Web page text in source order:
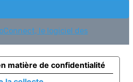
le logiciel des
matière de confidentialité